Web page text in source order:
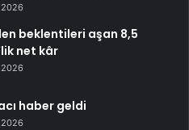
beklentileri aşan 8,5
net kâr
haber geldi